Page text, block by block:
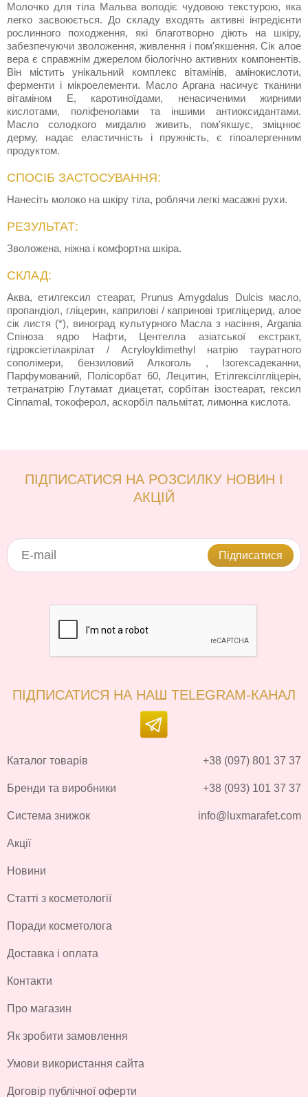
Молочко для тіла Мальва володіє чудовою текстурою, яка
легко засвоюється. До складу входять активні інгредієнти
рослинного походження, які благотворно діють на шкіру,
забезпечуючи зволоження, живлення і пом'якшення. Сік алое
вера є справжнім джерелом біологічно активних компонентів.
Він містить унікальний комплекс вітамінів, амінокислоти,
ферменти і мікроелементи. Масло Аргана насичує тканини
вітаміном Е, каротиноїдами, ненасиченими жирними
кислотами, поліфенолами та іншими антиоксидантами.
Масло солодкого мигдалю живить, пом'якшує, зміцнює
дерму, надає еластичність і пружність, є гіпоалергенним
продуктом.
СПОСІБ ЗАСТОСУВАННЯ:
Нанесіть молоко на шкіру тіла, роблячи легкі масажні рухи.
РЕЗУЛЬТАТ:
Зволожена, ніжна і комфортна шкіра.
СКЛАД:
Аква, етилгексил стеарат, Prunus Amygdalus Dulcis масло,
пропандіол, гліцерин, каприлові / капринові тригліцерид, алое
сік листя (*), виноград культурного Масла з насіння, Argania
Спіноза ядро Нафти, Центелла азіатської екстракт,
гідроксіетілакрілат / Acryloyldimethyl натрію тауратного
сополімери, бензиловий Алкоголь , Ізогексадеканни,
Парфумований, Полісорбат 60, Лецитин, Етілгексілгліцерін,
тетранатрію Глутамат диацетат, сорбітан ізостеарат, гексил
Cinnamal, токоферол, аскорбіл пальмітат, лимонна кислота.
ПІДПИСАТИСЯ НА РОЗСИЛКУ НОВИН І
АКЦІЙ
Підписатися
ПІДПИСАТИСЯ НА НАШ TELEGRAM-КАНАЛ
Каталог товарів
Бренди та виробники
Система знижок
Акції
Новини
Статті з косметології
Поради косметолога
Доставка і оплата
Контакти
Про магазин
Як зробити замовлення
Умови використання сайта
Договір публічної оферти
+38 (097) 801 37 37
+38 (093) 101 37 37
info@luxmarafet.com